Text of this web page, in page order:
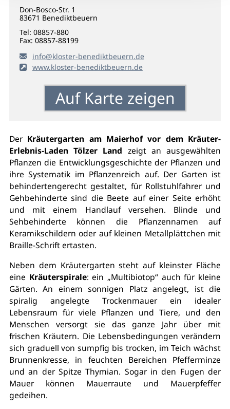
Don-Bosco-Str. 1
83671 Benediktbeuern
Tel: 08857-880
Fax: 08857-88199
info@kloster-benediktbeuern.de
www.kloster-benediktbeuern.de
Auf Karte zeigen
Der Kräutergarten am Maierhof vor dem Kräuter-
Erlebnis-Laden Tölzer Land zeigt an ausgewählten
Pflanzen die Entwicklungsgeschichte der Pflanzen und
ihre Systematik im Pflanzenreich auf. Der Garten ist
behindertengerecht gestaltet, für Rollstuhlfahrer und
Gehbehinderte sind die Beete auf einer Seite erhöht
und mit einem Handlauf versehen. Blinde und
Sehbehinderte können die Pflanzennamen auf
Keramikschildern oder auf kleinen Metallplättchen mit
Braille-Schrift ertasten.
Neben dem Kräutergarten steht auf kleinster Fläche
eine Kräuterspirale: ein „Multibiotop“ auch für kleine
Gärten. An einem sonnigen Platz angelegt, ist die
spiralig angelegte Trockenmauer ein idealer
Lebensraum für viele Pflanzen und Tiere, und den
Menschen versorgt sie das ganze Jahr über mit
frischen Kräutern. Die Lebensbedingungen verändern
sich graduell von sumpfig bis trocken, im Teich wächst
Brunnenkresse, in feuchten Bereichen Pfefferminze
und an der Spitze Thymian. Sogar in den Fugen der
Mauer können Mauerraute und Mauerpfeffer
gedeihen.